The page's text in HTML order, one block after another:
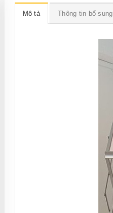
Mô tả Thông tin bổ sung